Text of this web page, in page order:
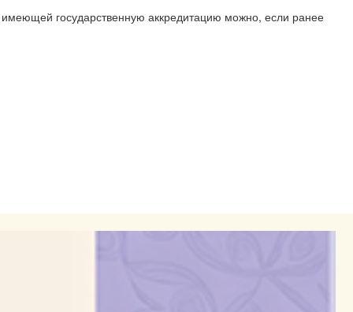
государственную аккредитацию можно, если ранее